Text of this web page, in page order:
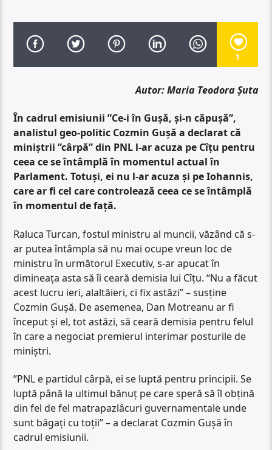
1
Autor: Maria Teodora Șuta
În cadrul emisiunii ”Ce-i în Gușă, și-n căpușă”,
analistul geo-politic Cozmin Gușă a declarat că
miniștrii ”cârpă” din PNL l-ar acuza pe Cîțu pentru
ceea ce se întâmplă în momentul actual în
Parlament. Totuși, ei nu l-ar acuza și pe Iohannis,
care ar fi cel care controlează ceea ce se întâmplă
în momentul de față.
Raluca Turcan, fostul ministru al muncii, văzând că s-
ar putea întâmpla să nu mai ocupe vreun loc de
ministru în următorul Executiv, s-ar apucat în
dimineața asta să îi ceară demisia lui Cîțu. “Nu a făcut
acest lucru ieri, alaltăieri, ci fix astăzi” – susține
Cozmin Gușă. De asemenea, Dan Motreanu ar fi
început și el, tot astăzi, să ceară demisia pentru felul
în care a negociat premierul interimar posturile de
miniștri.
”PNL e partidul cârpă, ei se luptă pentru principii. Se
luptă până la ultimul bănuț pe care speră să îl obțină
din fel de fel matrapazlâcuri guvernamentale unde
sunt băgați cu toții” – a declarat Cozmin Gușă în
cadrul emisiunii.